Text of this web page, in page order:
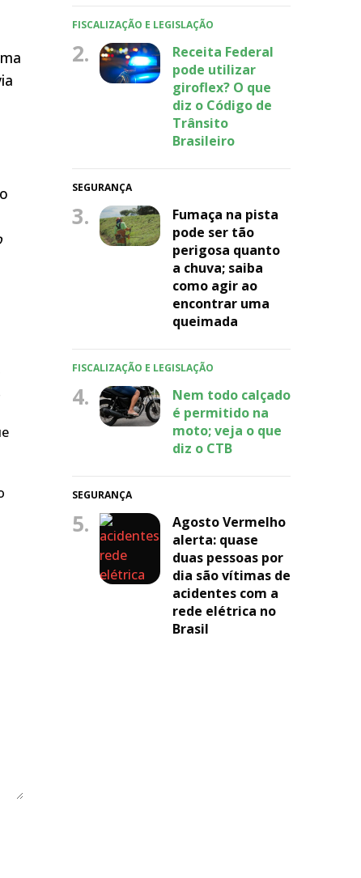
FISCALIZAÇÃO E LEGISLAÇÃO
2.
Receita Federal
pode utilizar
giroflex? O que
diz o Código de
Trânsito
Brasileiro
SEGURANÇA
3.
Fumaça na pista
pode ser tão
perigosa quanto
a chuva; saiba
como agir ao
encontrar uma
queimada
FISCALIZAÇÃO E LEGISLAÇÃO
4.
Nem todo calçado
é permitido na
moto; veja o que
diz o CTB
SEGURANÇA
5.
Agosto Vermelho
alerta: quase
duas pessoas por
dia são vítimas de
acidentes com a
rede elétrica no
Brasil